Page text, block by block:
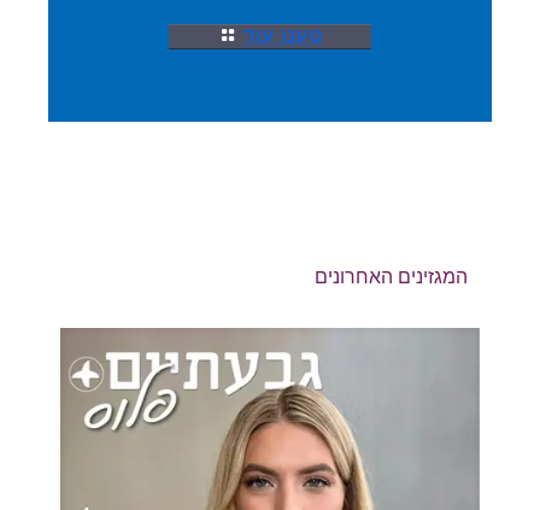
טענו עוד
המגזינים האחרונים